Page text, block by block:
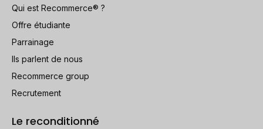
Qui est Recommerce® ?
Offre étudiante
Parrainage
Ils parlent de nous
Recommerce group
Recrutement
Le reconditionné